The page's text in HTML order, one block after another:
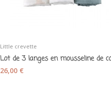
Little crevette
26,00 €